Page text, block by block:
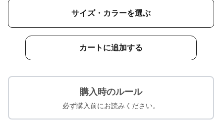
サイズ・カラーを選ぶ
カートに追加する
購入時のルール
必ず購入前にお読みください。